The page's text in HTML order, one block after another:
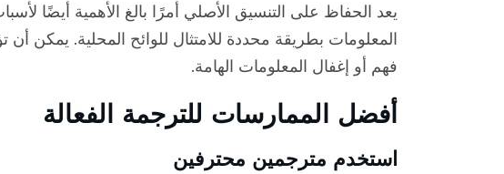
يعد الحفاظ على التنسيق الأصلي أمرًا بالغ الأهمية أيضًا
المعلومات بطريقة محددة للامتثال للوائح المحلية. يمكن
فهم أو إغفال المعلومات الهامة.
أفضل الممارسات للترجمة الفعالة
استخدم مترجمين محترفين